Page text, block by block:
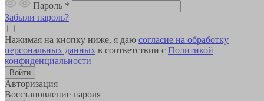
Пароль *
Забыли пароль?
Нажимая на кнопку ниже, я даю согласие на обработку
персональных данных в соответствии с Политикой
конфиденциальности
Авторизация
Восстановление пароля